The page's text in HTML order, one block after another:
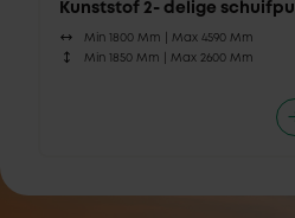
Kunststof 2- delige schuifpui
Min 1800 Mm | Max 4590 Mm
Min 1850 Mm | Max 2600 Mm